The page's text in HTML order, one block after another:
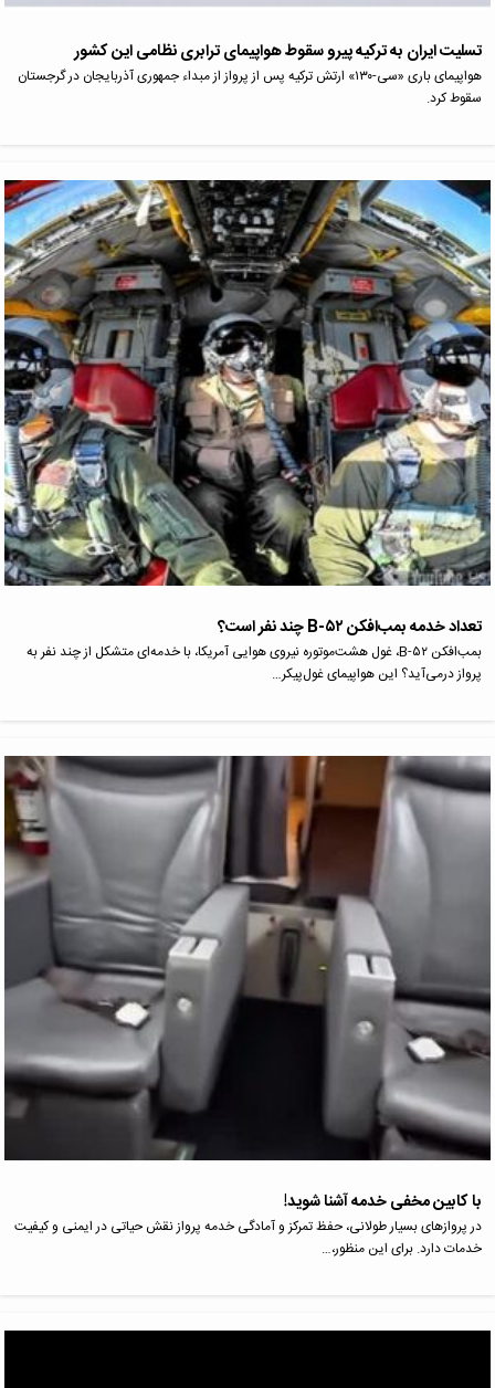
تسلیت ایران به ترکیه پیرو سقوط هواپیمای ترابری نظامی این کشور
هواپیمای باری «سی-۱۳۰» ارتش ترکیه پس از پرواز از مبداء جمهوری آذربایجان در گرجستان
سقوط کرد.
تعداد خدمه بمب‌افکن B-۵۲ چند نفر است؟
بمب‌افکن B-۵۲، غول هشت‌موتوره نیروی هوایی آمریکا، با خدمه‌ای متشکل از چند نفر به
پرواز درمی‌آید؟ این هواپیمای غول‌پیکر…
با کابین مخفی خدمه آشنا شوید!
در پروازهای بسیار طولانی، حفظ تمرکز و آمادگی خدمه پرواز نقش حیاتی در ایمنی و کیفیت
خدمات دارد. برای این منظور،…